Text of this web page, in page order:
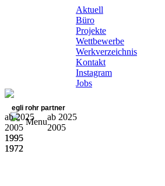
Aktuell
Büro
Projekte
Wettbewerbe
Werkverzeichnis
Kontakt
Instagram
Jobs
egli rohr partner
Menu
ab 2025
2005
1995
1972
ab 2025
2005
1995
1972